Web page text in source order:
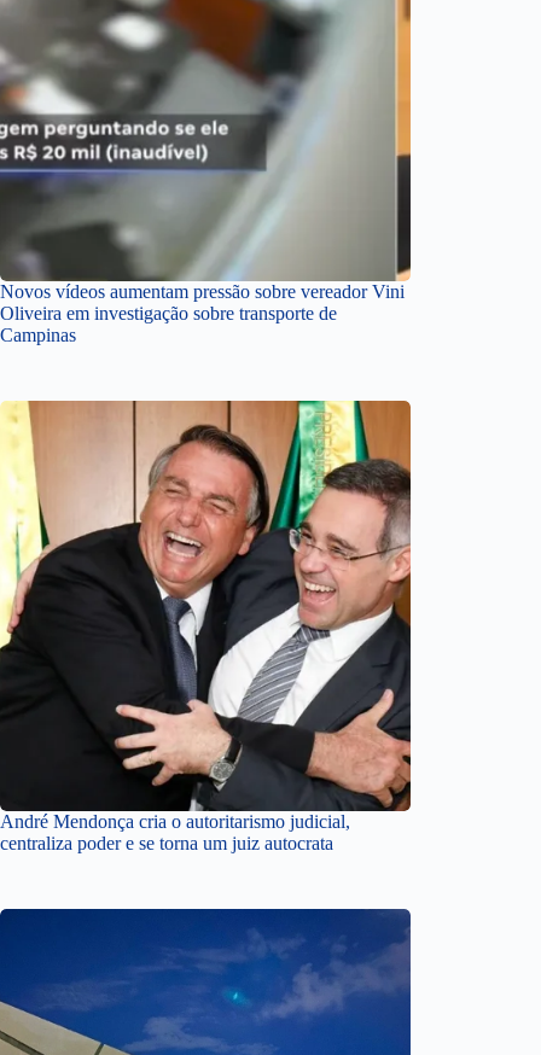
Novos vídeos aumentam pressão sobre vereador Vini
Oliveira em investigação sobre transporte de
Campinas
André Mendonça cria o autoritarismo judicial,
centraliza poder e se torna um juiz autocrata